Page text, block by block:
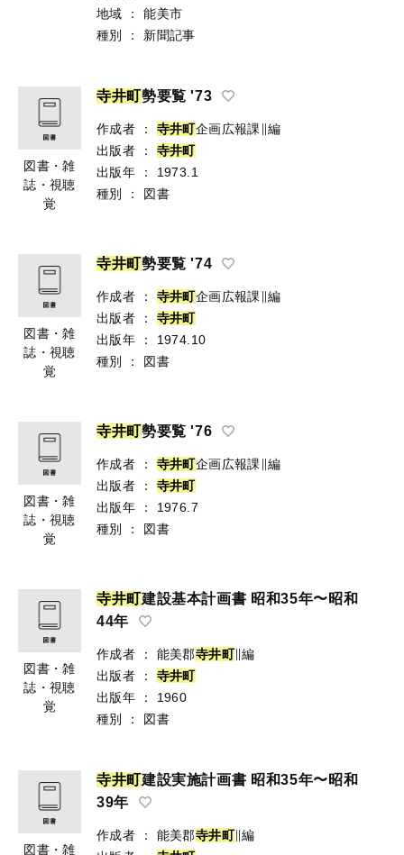
地域
：
能美市
種別
： 新聞記事
図書・雑
誌・視聴
覚
寺井町勢要覧 '73
作成者 ： 寺井町企画広報課∥編
出版者
： 寺井町
出版年
：
1973.1
種別
： 図書
図書・雑
誌・視聴
覚
寺井町勢要覧 '74
作成者 ： 寺井町企画広報課∥編
出版者
： 寺井町
出版年
：
1974.10
種別
： 図書
図書・雑
誌・視聴
覚
寺井町勢要覧 '76
作成者 ： 寺井町企画広報課∥編
出版者
： 寺井町
出版年
：
1976.7
種別
： 図書
図書・雑
誌・視聴
覚
寺井町建設基本計画書 昭和35年〜昭和
44年
作成者 ： 能美郡寺井町∥編
出版者
： 寺井町
出版年
：
1960
種別
： 図書
図書・雑
寺井町建設実施計画書 昭和35年〜昭和
39年
作成者 ： 能美郡寺井町∥編